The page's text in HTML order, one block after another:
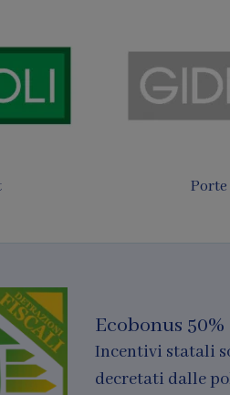
Ecobonus 50%
Incentivi statali
decretati dalle